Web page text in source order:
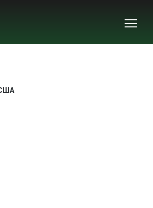
США